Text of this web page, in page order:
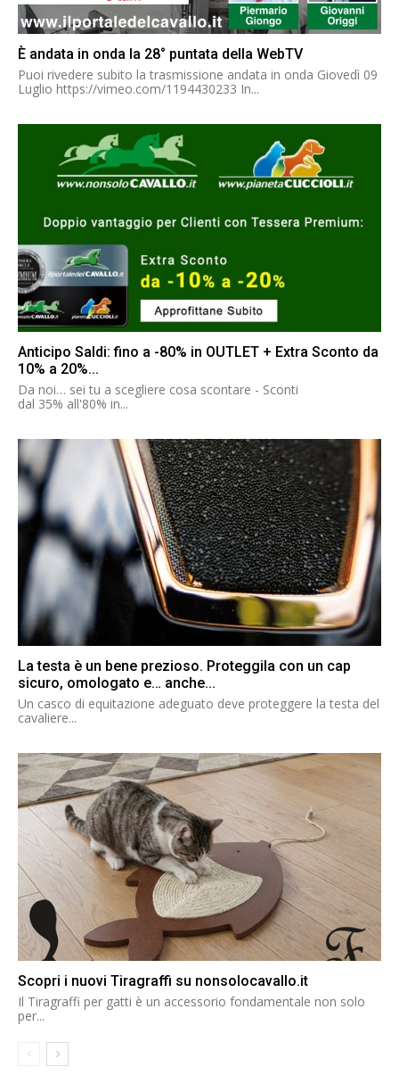
È andata in onda la 28° puntata della WebTV
Puoi rivedere subito la trasmissione andata in onda Giovedì 09
Luglio https://vimeo.com/1194430233 In...
Anticipo Saldi: fino a -80% in OUTLET + Extra Sconto da
10% a 20%...
Da noi… sei tu a scegliere cosa scontare - Sconti
dal 35% all'80% in...
La testa è un bene prezioso. Proteggila con un cap
sicuro, omologato e… anche...
Un casco di equitazione adeguato deve proteggere la testa del
cavaliere...
Scopri i nuovi Tiragraffi su nonsolocavallo.it
Il Tiragraffi per gatti è un accessorio fondamentale non solo
per...